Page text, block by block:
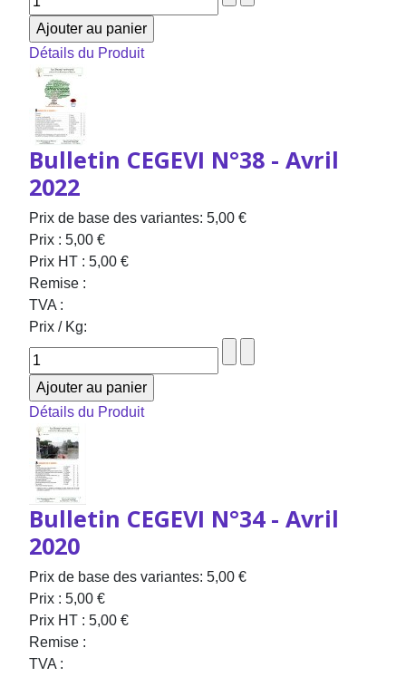
Détails du Produit
Bulletin CEGEVI N°38 - Avril
2022
Prix de base des variantes: 5,00 €
Prix : 5,00 €
Prix HT : 5,00 €
Remise :
TVA :
Prix / Kg:
Détails du Produit
Bulletin CEGEVI N°34 - Avril
2020
Prix de base des variantes: 5,00 €
Prix : 5,00 €
Prix HT : 5,00 €
Remise :
TVA :